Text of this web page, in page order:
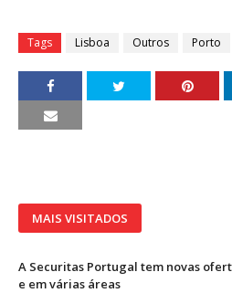
Tags Lisboa Outros Porto
MAIS VISITADOS
A Securitas Portugal tem novas
e em várias áreas